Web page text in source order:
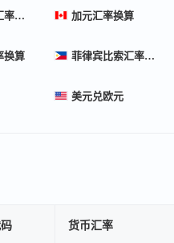
澳大利亚元汇率换算 加元汇率换算
换算 菲律宾比索汇率换算
美元兑欧元
货币汇率